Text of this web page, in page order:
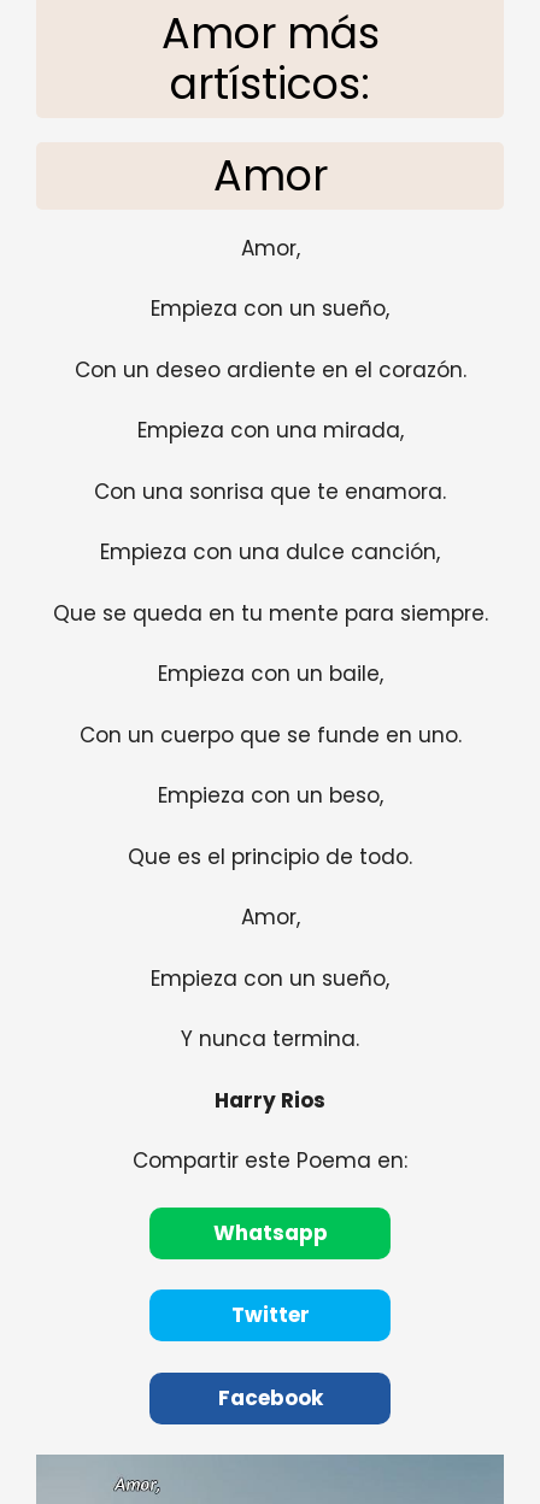
Amor más
artísticos:
Amor
Amor,
Empieza con un sueño,
Con un deseo ardiente en el corazón.
Empieza con una mirada,
Con una sonrisa que te enamora.
Empieza con una dulce canción,
Que se queda en tu mente para siempre.
Empieza con un baile,
Con un cuerpo que se funde en uno.
Empieza con un beso,
Que es el principio de todo.
Amor,
Empieza con un sueño,
Y nunca termina.
Harry Rios
Compartir este Poema en:
Whatsapp
Twitter
Facebook